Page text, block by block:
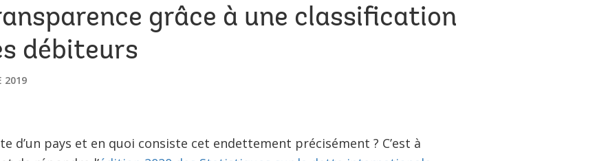
grâce à une classification
débiteurs
2019
d’un pays et en quoi consiste cet endettement précisément ? C’est à